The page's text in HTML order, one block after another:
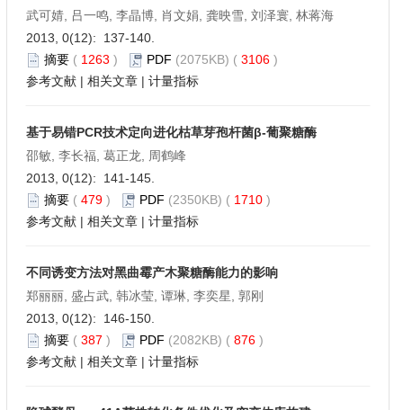
武可婧, 吕一鸣, 李晶博, 肖文娟, 龚映雪, 刘泽寰, 林蒋海
2013, 0(12): 137-140.
摘要 ( 1263 ) PDF (2075KB) ( 3106 )
参考文献 | 相关文章 | 计量指标
基于易错PCR技术定向进化枯草芽孢杆菌β-葡聚糖酶
邵敏, 李长福, 葛正龙, 周鹤峰
2013, 0(12): 141-145.
摘要 ( 479 ) PDF (2350KB) ( 1710 )
参考文献 | 相关文章 | 计量指标
不同诱变方法对黑曲霉产木聚糖酶能力的影响
郑丽丽, 盛占武, 韩冰莹, 谭琳, 李奕星, 郭刚
2013, 0(12): 146-150.
摘要 ( 387 ) PDF (2082KB) ( 876 )
参考文献 | 相关文章 | 计量指标